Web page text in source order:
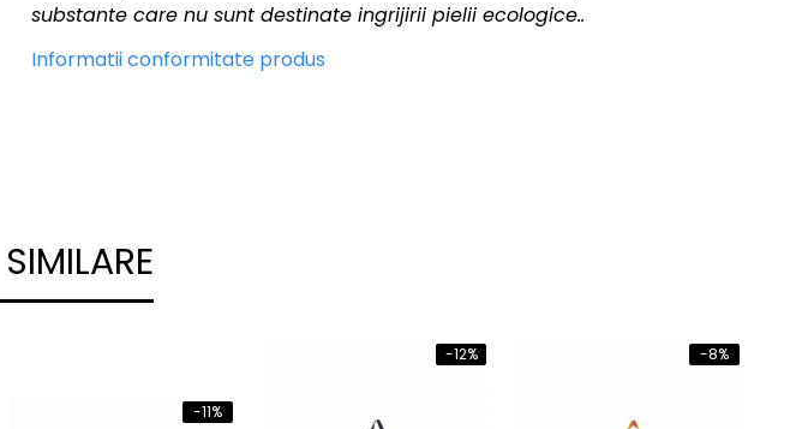
substante care nu sunt destinate ingrijirii pielii ecologice..
Informatii conformitate produs
-11%
-12% -8%